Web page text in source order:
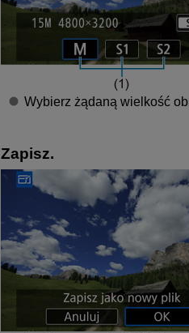
Wybierz żądaną wielkość
Zapisz.